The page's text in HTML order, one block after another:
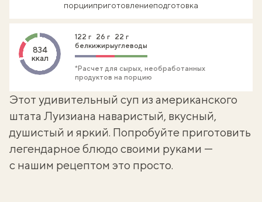
порцииприготовлениеподготовка
834
ккал
122 г
белки
26 г
жиры
22 г
углеводы
*Расчет для сырых, необработанных
продуктов на порцию
Этот удивительный суп из американского
штата Луизиана наваристый, вкусный,
душистый и яркий. Попробуйте приготовить
легендарное блюдо своими руками —
с нашим рецептом это просто.